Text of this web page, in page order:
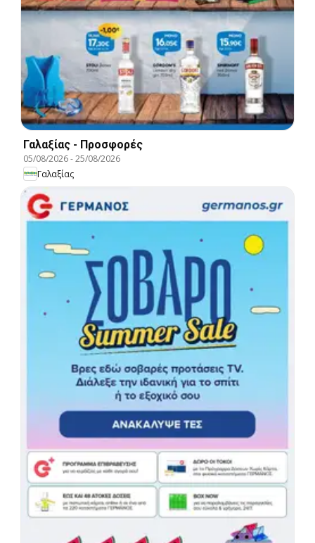
Γαλαξίας - Προσφορές
05/08/2026-25/08/2026
Γαλαξίας